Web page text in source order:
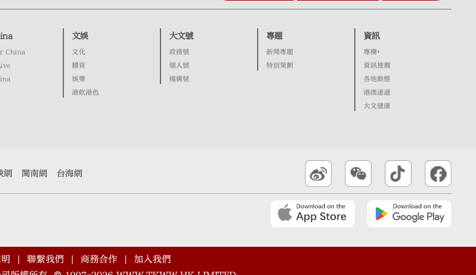
China
文娛
文化
體育
娛樂
港飲港色
大文號
政務號
個人號
機構號
專題
新聞專題
特別策劃
資訊
專欄+
資訊推薦
各地動態
港澳速遞
大文健康
網 閩南網 台海網
聯繫我們 商務合作
加入我們